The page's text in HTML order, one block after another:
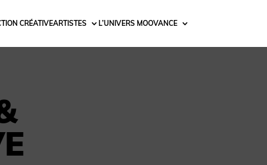
CRÉATIVEARTISTES L’UNIVERS MOOVANCE